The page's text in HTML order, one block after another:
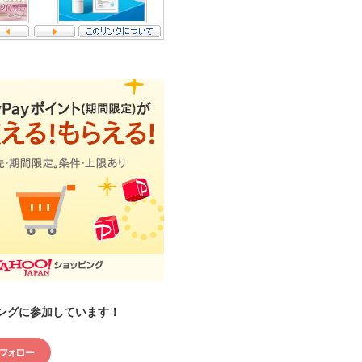
グに参加しています！